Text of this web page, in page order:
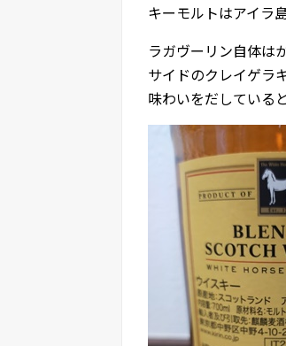
キーモルトはアイラ
ラガヴーリン自体は
サイドのクレイゲラ
味わいをだしている